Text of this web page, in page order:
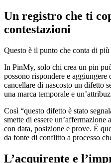
Un registro che ti
contestazioni
Questo è il punto che conta di
In PinMy, solo chi crea un pin
possono rispondere e aggiungere
cancellare di nascosto un difetto
una marca temporale e
Così “questo difetto è stato
smette di essere
con data, posizione e prove. È
da fonte di conflitto a processo
L’acquirente e